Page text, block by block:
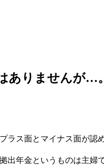
ありませんが…。
ス面とマイナス面が
年金というものは主